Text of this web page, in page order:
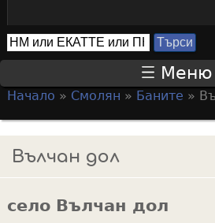
S
e
r
c
h
f
Т
ъ
с
и
Меню
o
u
r
Начало » Смолян » Баните »
Вълчан дол
село Вълчан дол